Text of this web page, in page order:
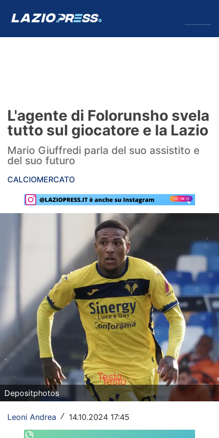
Formello
Infortuni
Primavera
Lazio Women
Serie A
Champions League
Europa League
Altri Sport
Formula 1
Tennis
L'agente di Folorunsho svela
tutto sul giocatore e la Lazio
Mario Giuffredi parla del suo assistito e
del suo futuro
CALCIOMERCATO
Depositphotos
Leoni Andrea / 14.10.2024 17:45